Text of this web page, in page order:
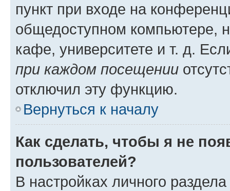
пункт при входе на
общедоступном компьютере,
кафе, университете и т. д.
при каждом посещении
отключил эту функцию.
Вернуться к началу
Как сделать, чтобы я не
пользователей?
В настройках личного